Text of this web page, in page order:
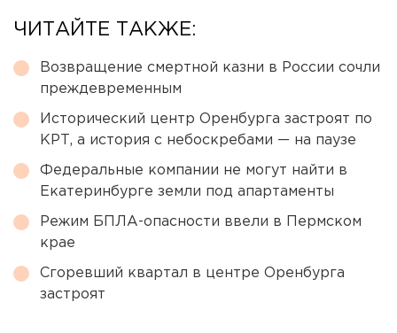
ЧИТАЙТЕ ТАКЖЕ:
Возвращение смертной казни в России сочли
преждевременным
Исторический центр Оренбурга застроят по
КРТ, а история с небоскребами — на паузе
Федеральные компании не могут найти в
Екатеринбурге земли под апартаменты
Режим БПЛА-опасности ввели в Пермском
крае
Сгоревший квартал в центре Оренбурга
застроят